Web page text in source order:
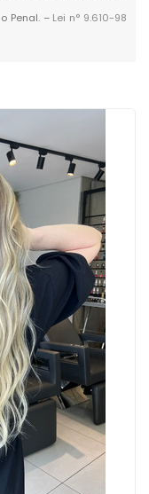
Penal. – Lei n° 9.610-98